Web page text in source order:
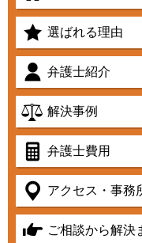
選ばれる理由
弁護士紹介
解決事例
弁護士費用
アクセス・事務
ご相談から解決